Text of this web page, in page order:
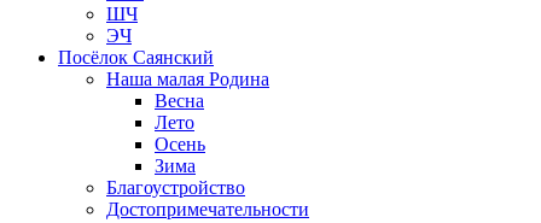
ШЧ
ЭЧ
Посёлок Саянский
Наша малая Родина
Весна
Лето
Осень
Зима
Благоустройство
Достопримечательности